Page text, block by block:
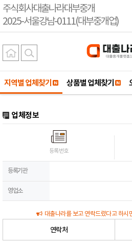
주식회사대출나라대부중개
2025-서울강남-0111(대부중개업)
지역별 업체찾기 상품별 업체찾기
업체정보
등록번호
등록기관
영업소
대출나라를 보고 연락드렸다고 하시
연락처